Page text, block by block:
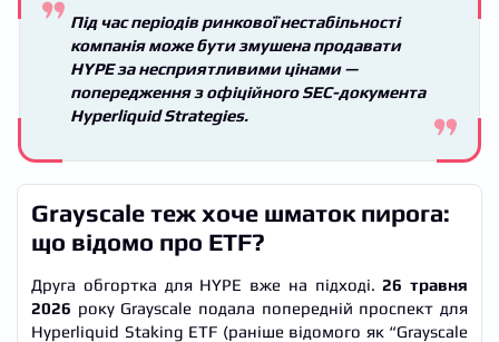
Під час періодів ринкової нестабільності
компанія може бути змушена продавати
HYPE за несприятливими цінами —
попередження з офіційного SEC-документа
Hyperliquid Strategies.
Grayscale теж хоче шматок пирога:
що відомо про ETF?
Друга обгортка для HYPE вже на підході.26 травня
2026 року Grayscale подала попередній проспект для
Hyperliquid Staking ETF (раніше відомого як “Grayscale